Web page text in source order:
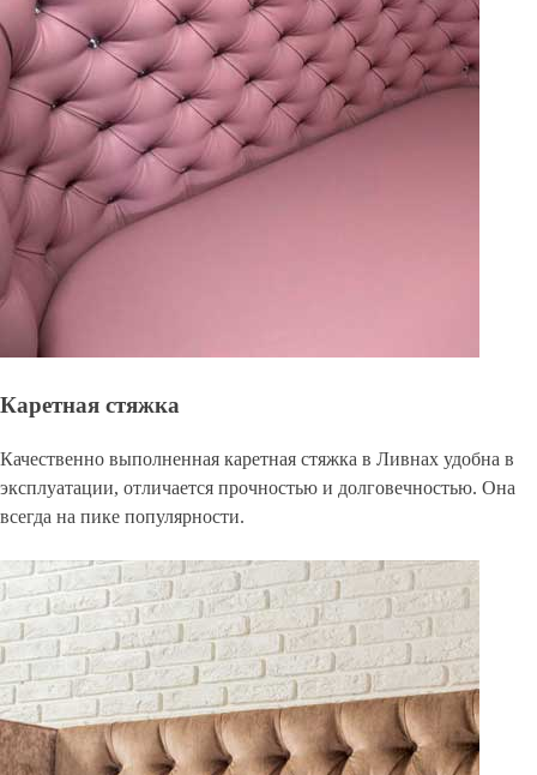
Каретная стяжка
Качественно выполненная каретная стяжка в Ливнах удобна в
эксплуатации, отличается прочностью и долговечностью. Она
всегда на пике популярности.